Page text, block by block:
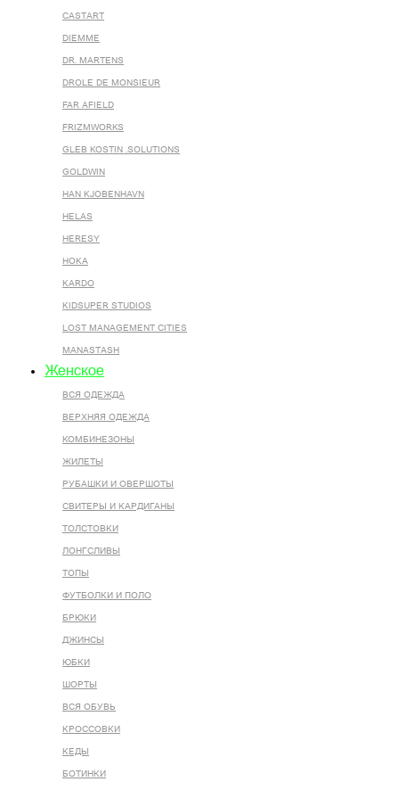
CASTART
DIEMME
DR. MARTENS
DROLE DE MONSIEUR
FAR AFIELD
FRIZMWORKS
GLEB KOSTIN .SOLUTIONS
GOLDWIN
HAN KJOBENHAVN
HELAS
HERESY
HOKA
KARDO
KIDSUPER STUDIOS
LOST MANAGEMENT CITIES
MANASTASH
Женское
ВСЯ ОДЕЖДА
ВЕРХНЯЯ ОДЕЖДА
КОМБИНЕЗОНЫ
ЖИЛЕТЫ
РУБАШКИ И ОВЕРШОТЫ
СВИТЕРЫ И КАРДИГАНЫ
ТОЛСТОВКИ
ЛОНГСЛИВЫ
ТОПЫ
ФУТБОЛКИ И ПОЛО
БРЮКИ
ДЖИНСЫ
ЮБКИ
ШОРТЫ
ВСЯ ОБУВЬ
КРОССОВКИ
КЕДЫ
БОТИНКИ